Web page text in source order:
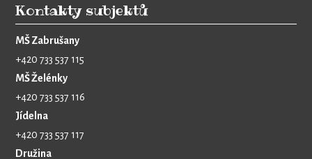
Kontakty subjektů
MŠ Zabrušany
+420 733 537 115
MŠ Želénky
+420 733 537 116
Jídelna
+420 733 537 117
Družina